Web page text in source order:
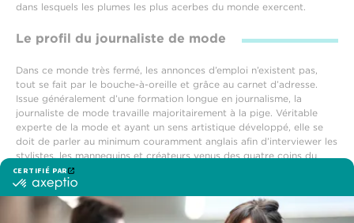
dans lesquels les plumes les plus acerbes du monde exercent.
Le profil du journaliste de mode
Dans ce monde très fermé, les annonces d’emploi n’existent pas,
tout se fait par le bouche-à-oreille et grâce au carnet d’adresse.
Issue généralement d’une formation longue en journalisme, la
journaliste de mode travaille majoritairement à la pige. Véritable
experte de la mode et ayant un sens artistique développé, elle se
doit de parler au minimum couramment anglais afin d’interviewer les
stylistes, les mannequins et créateurs venus des quatre coins du
monde.